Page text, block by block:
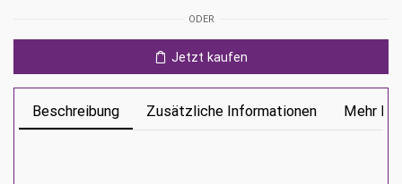
Unleashed
Ps4
Menge
ODER
Jetzt kaufen
Beschreibung Zusätzliche Informationen Mehr